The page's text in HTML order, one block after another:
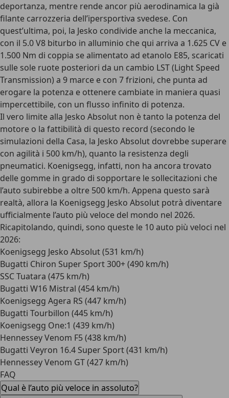
deportanza, mentre rende ancor più aerodinamica la già
filante carrozzeria dell’ipersportiva svedese. Con
quest’ultima, poi, la Jesko condivide anche la meccanica,
con il 5.0 V8 biturbo in alluminio che qui arriva a 1.625 CV e
1.500 Nm di coppia se alimentato ad etanolo E85, scaricati
sulle sole ruote posteriori da un cambio LST (Light Speed
Transmission) a 9 marce e con 7 frizioni, che punta ad
erogare la potenza e ottenere cambiate in maniera quasi
impercettibile, con un flusso infinito di potenza.
Il vero limite alla Jesko Absolut non è tanto la potenza del
motore o la fattibilità di questo record (secondo le
simulazioni della Casa, la Jesko Absolut dovrebbe superare
con agilità i 500 km/h), quanto la resistenza degli
pneumatici. Koenigsegg, infatti, non ha ancora trovato
delle gomme in grado di sopportare le sollecitazioni che
l’auto subirebbe a oltre 500 km/h. Appena questo sarà
realtà, allora la Koenigsegg Jesko Absolut potrà diventare
ufficialmente l’auto più veloce del mondo nel 2026.
Ricapitolando, quindi, sono queste le 10 auto più veloci nel
2026:
Koenigsegg Jesko Absolut (531 km/h)
Bugatti Chiron Super Sport 300+ (490 km/h)
SSC Tuatara (475 km/h)
Bugatti W16 Mistral (454 km/h)
Koenigsegg Agera RS (447 km/h)
Bugatti Tourbillon (445 km/h)
Koenigsegg One:1 (439 km/h)
Hennessey Venom F5 (438 km/h)
Bugatti Veyron 16.4 Super Sport (431 km/h)
Hennessey Venom GT (427 km/h)
FAQ
Qual è l’auto più veloce in assoluto?